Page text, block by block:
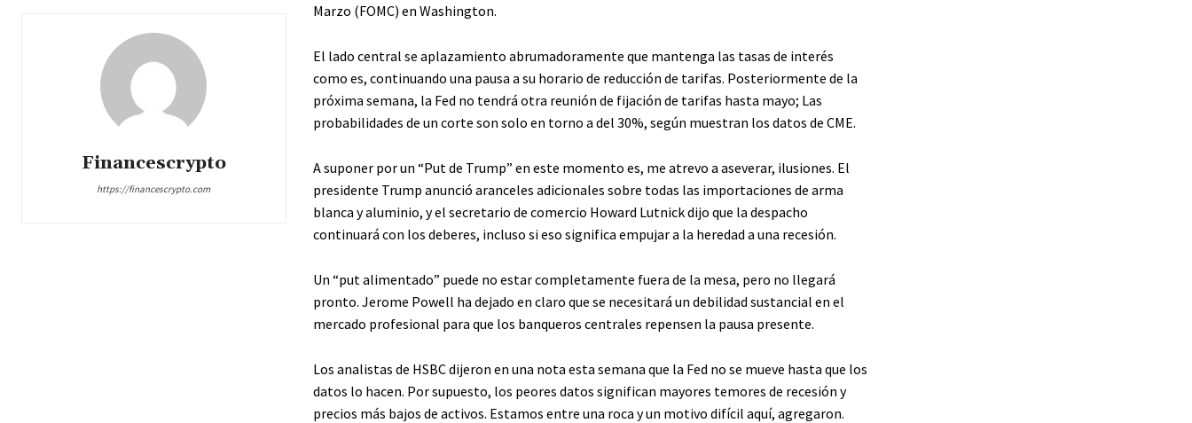
Financescrypto
https://financescrypto.com
Marzo (FOMC) en Washington.
El lado central se aplazamiento abrumadoramente que mantenga las tasas de interés
como es, continuando una pausa a su horario de reducción de tarifas. Posteriormente de la
próxima semana, la Fed no tendrá otra reunión de fijación de tarifas hasta mayo; Las
probabilidades de un corte son solo en torno a del 30%, según muestran los datos de CME.
A suponer por un “Put de Trump” en este momento es, me atrevo a aseverar, ilusiones. El
presidente Trump anunció aranceles adicionales sobre todas las importaciones de arma
blanca y aluminio, y el secretario de comercio Howard Lutnick dijo que la despacho
continuará con los deberes, incluso si eso significa empujar a la heredad a una recesión.
Un “put alimentado” puede no estar completamente fuera de la mesa, pero no llegará
pronto. Jerome Powell ha dejado en claro que se necesitará un debilidad sustancial en el
mercado profesional para que los banqueros centrales repensen la pausa presente.
Los analistas de HSBC dijeron en una nota esta semana que la Fed no se mueve hasta que los
datos lo hacen. Por supuesto, los peores datos significan mayores temores de recesión y
precios más bajos de activos. Estamos entre una roca y un motivo difícil aquí, agregaron.